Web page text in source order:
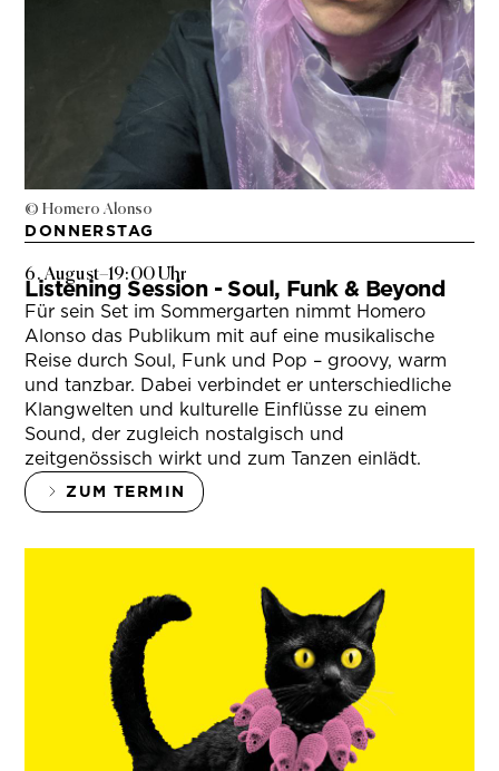
© Homero Alonso
DONNERSTAG
6. August–19:00 Uhr
Listening Session - Soul, Funk & Beyond
Für sein Set im Sommergarten nimmt Homero
Alonso das Publikum mit auf eine musikalische
Reise durch Soul, Funk und Pop – groovy, warm
und tanzbar. Dabei verbindet er unterschiedliche
Klangwelten und kulturelle Einflüsse zu einem
Sound, der zugleich nostalgisch und
zeitgenössisch wirkt und zum Tanzen einlädt.
ZUM TERMIN